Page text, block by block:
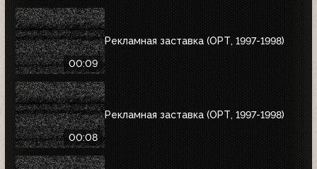
00:09
Рекламная заставка (ОРТ, 1997-1998)
00:08
Рекламная заставка (ОРТ, 1997-1998)